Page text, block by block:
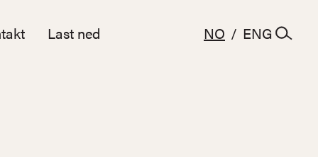
Last ned NO / ENG